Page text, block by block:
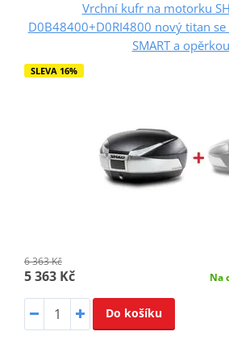
Vrchní kufr na motorku
D0B48400+D0RI4800 nový titan se
SMART a opěrkou
SLEVA 16%
6 363 Kč
5 363 Kč Na
Do košíku